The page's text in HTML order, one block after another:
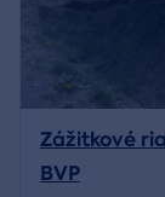
Zážitkové
BVP